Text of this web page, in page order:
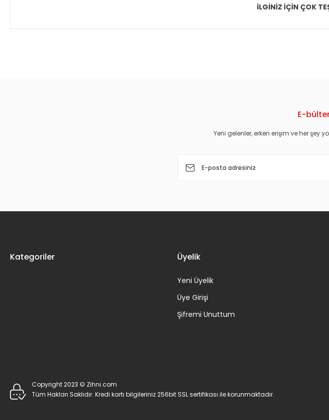
İLGİNİZ İÇİN ÇOK
E-
Yeni gelenler, erken erişim ve her şey
Kategoriler Üyelik
Yeni Üyelik
Üye Girişi
Şifremi Unuttum
Copyright 2023 © Zihni.com
Tüm Hakları Saklıdır. Kredi kartı bilgileriniz 256bit SSL sertifikası ile korunmaktadır.